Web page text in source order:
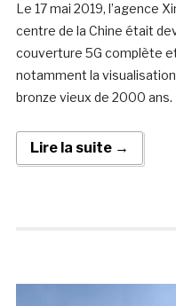
Le 17 mai 2019, l’agence
centre de la Chine était
couverture 5G complète
notamment la
bronze vieux de 2000
Lire la suite →